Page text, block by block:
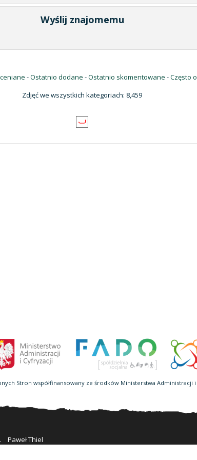
Wyślij znajomemu
-Ostatnio dodane -Ostatnio skomentowane -Często
Zdjęć we wszystkich kategoriach: 8,459
Stron współfinansowany ze środków Ministerstwa Administracji i
Paweł Thiel